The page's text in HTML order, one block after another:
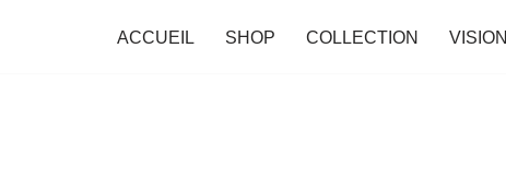
ACCUEIL SHOP COLLECTION VISION